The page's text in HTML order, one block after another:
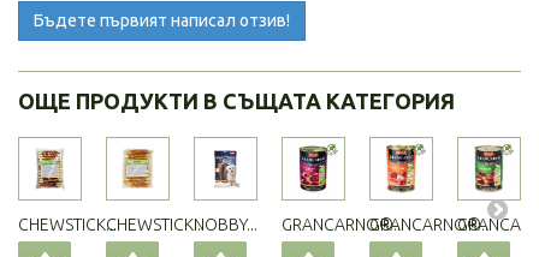
Бъдете първият написал отзив!
ОЩЕ ПРОДУКТИ В СЪЩАТА КАТЕГОРИЯ
CHEWSTICK...CHEWSTICK...NOBBY... GRANCARNO®...GRANCARNO®...